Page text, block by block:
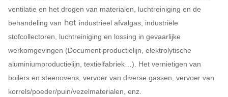
ventilatie en het drogen van materialen, luchtreiniging en de
behandeling van het industrieel afvalgas, industriële
stofcollectoren, luchtreiniging en lossing in gevaarlijke
werkomgevingen (Document productielijn, elektrolytische
aluminiumproductielijn, textielfabriek…). Het vernietigen van
boilers en steenovens, vervoer van diverse gassen, vervoer van
korrels/poeder/puin/vezelmaterialen, enz.